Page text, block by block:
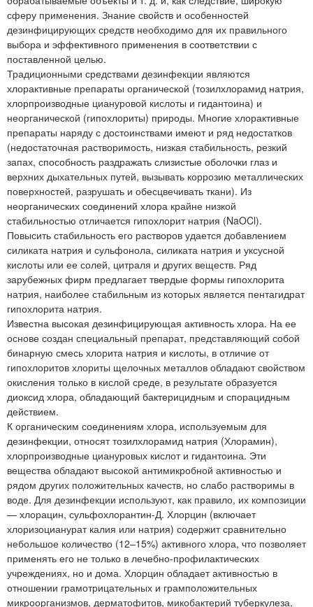
сферу применения. Знание свойств и особенностей
дезинфицирующих средств необходимо для их правильного
выбора и эффективного применения в соответствии с
поставленной целью.
Традиционными средствами дезинфекции являются
хлорактивные препараты органической (тозилхлорамид натрия,
хлорпроизводные циануровой кислоты и гидантоина) и
неорганической (гипохлориты) природы. Многие хлорактивные
препараты наряду с достоинствами имеют и ряд недостатков
(недостаточная растворимость, низкая стабильность, резкий
запах, способность раздражать слизистые оболочки глаз и
верхних дыхательных путей, вызывать коррозию металлических
поверхностей, разрушать и обесцвечивать ткани). Из
неорганических соединений хлора крайне низкой
стабильностью отличается гипохлорит натрия (NaOCl).
Повысить стабильность его растворов удается добавлением
силиката натрия и сульфонола, силиката натрия и уксусной
кислоты или ее солей, цитраля и других веществ. Ряд
зарубежных фирм предлагает твердые формы гипохлорита
натрия, наиболее стабильным из которых является пентагидрат
гипохлорита натрия.
Известна высокая дезинфицирующая активность хлора. На ее
основе создан специальный препарат, представляющий собой
бинарную смесь хлорита натрия и кислоты, в отличие от
гипохлоритов хлориты щелочных металлов обладают свойством
окисления только в кислой среде, в результате образуется
диоксид хлора, обладающий бактерицидным и спорацидным
действием.
К органическим соединениям хлора, используемым для
дезинфекции, относят тозилхлорамид натрия (Хлорамин),
хлорпроизводные циануровых кислот и гидантоина. Эти
вещества обладают высокой антимикробной активностью и
рядом других положительных качеств, но слабо растворимы в
воде. Для дезинфекции используют, как правило, их композиции
— хлорацин, сульфохлорантин-Д. Хлорцин (включает
хлоризоцианурат калия или натрия) содержит сравнительно
небольшое количество (12–15%) активного хлора, что позволяет
применять его не только в лечебно-профилактических
учреждениях, но и дома. Хлорцин обладает активностью в
отношении грамотрицательных и грамположительных
микроорганизмов, дерматофитов, микобактерий туберкулеза,